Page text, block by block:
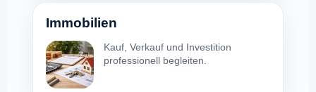
Immobilien
Kauf, Verkauf und Investition
professionell begleiten.